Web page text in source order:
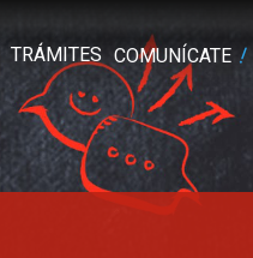
TRÁMITES COMUNÍCATE